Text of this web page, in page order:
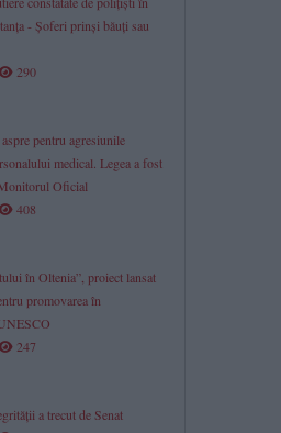
- Șoferi prinși băuți sau
290
aspre pentru agresiunile
medical. Legea a fost
Oficial
408
în Oltenia”, proiect lansat
promovarea în
247
a trecut de Senat